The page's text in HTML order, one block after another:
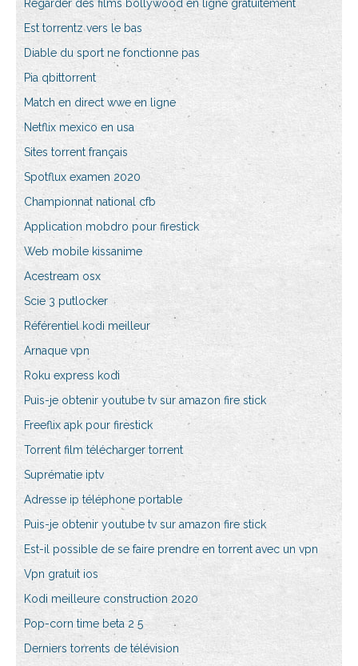
Regarder des films bollywood en ligne gratuitement
Est torrentz vers le bas
Diable du sport ne fonctionne pas
Pia qbittorrent
Match en direct wwe en ligne
Netflix mexico en usa
Sites torrent français
Spotflux examen 2020
Championnat national cfb
Application mobdro pour firestick
Web mobile kissanime
Acestream osx
Scie 3 putlocker
Référentiel kodi meilleur
Arnaque vpn
Roku express kodi
Puis-je obtenir youtube tv sur amazon fire stick
Freeflix apk pour firestick
Torrent film télécharger torrent
Suprématie iptv
Adresse ip téléphone portable
Puis-je obtenir youtube tv sur amazon fire stick
Est-il possible de se faire prendre en torrent avec un vpn
Vpn gratuit ios
Kodi meilleure construction 2020
Pop-corn time beta 2 5
Derniers torrents de télévision